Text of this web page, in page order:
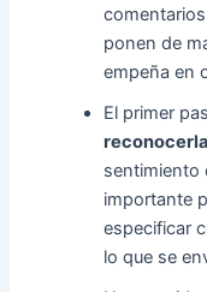
ponen de
empeña en
El primer
sentimiento
importante
especificar
lo que se